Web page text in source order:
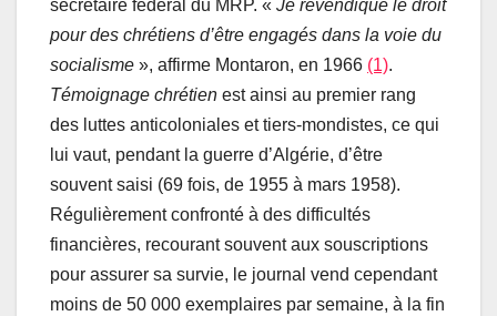
secrétaire fédéral du MRP. « Je revendique le droit
pour des chrétiens d’être engagés dans la voie du
socialisme », affirme Montaron, en 1966 (1).
Témoignage chrétien est ainsi au premier rang
des luttes anticoloniales et tiers-mondistes, ce qui
lui vaut, pendant la guerre d’Algérie, d’être
souvent saisi (69 fois, de 1955 à mars 1958).
Régulièrement confronté à des difficultés
financières, recourant souvent aux souscriptions
pour assurer sa survie, le journal vend cependant
moins de 50 000 exemplaires par semaine, à la fin